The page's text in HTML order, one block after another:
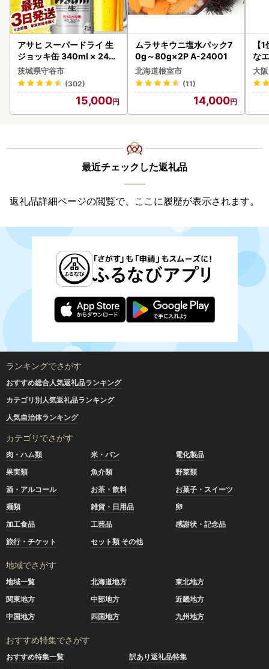
アサヒ スーパードライ 生
ジョッキ缶 340ml × 24本
(1ケース) ＜茨城工場＞ 缶
ビール お酒 Asahi 守谷市
茨城県守谷市
(302)
15,000
ムラサキウニ塩水パック7
0g～80g×2P A-24001
北海道根室市
(11)
14,000
【
な
大
最近チェックした返礼品
返礼品詳細ページの閲覧で、ここに履歴が表示されます。
ランキングでさがす
おすすめ総合人気返礼品ランキング
カテゴリ別人気返礼品ランキング
人気自治体ランキング
カテゴリでさがす
肉・ハム類 米・パン
電化製品
果実類
魚介類
野菜類
酒・アルコール
お茶・飲料
お菓子・スイーツ
麺類
雑貨・日用品
卵
加工食品
工芸品
感謝状・記念品
旅行・チケット
セット類 その他
地域でさがす
地域一覧 北海道地方
東北地方
関東地方
中部地方
近畿地方
中国地方
四国地方 九州地方
おすすめ特集でさがす
おすすめ特集一覧
訳あり返礼品特集